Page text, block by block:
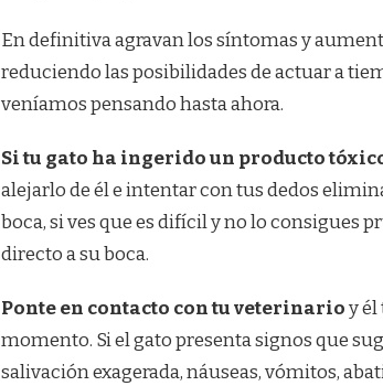
En definitiva agravan los síntomas y
reduciendo las posibilidades de actuar a
veníamos pensando hasta ahora.
Si tu gato ha ingerido un producto
alejarlo de él e intentar con tus dedos
boca, si ves que es difícil y no lo consigues
directo a su boca.
Ponte en contacto con tu veterinarioy él
momento. Si el gato presenta signos que
salivación exagerada, náuseas, vómitos,